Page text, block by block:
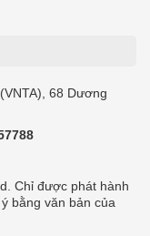
68 Dương
Chỉ được phát hành
bằng văn bản của